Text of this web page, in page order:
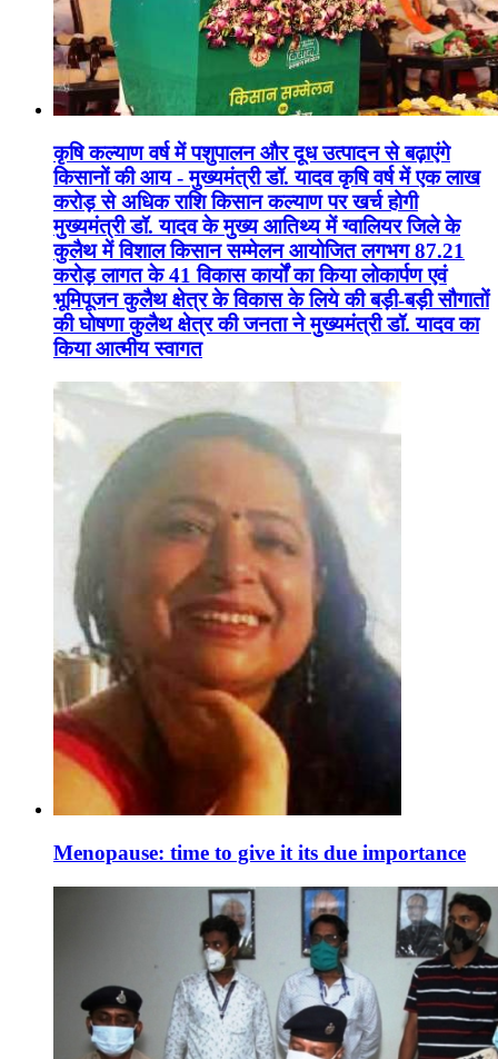
कृषि कल्याण वर्ष में पशुपालन और दूध उत्पादन से बढ़ाएंगे
किसानों की आय - मुख्यमंत्री डॉ. यादव कृषि वर्ष में एक लाख
करोड़ से अधिक राशि किसान कल्याण पर खर्च होगी
मुख्यमंत्री डॉ. यादव के मुख्य आतिथ्य में ग्वालियर जिले के
कुलैथ में विशाल किसान सम्मेलन आयोजित लगभग 87.21
करोड़ लागत के 41 विकास कार्यों का किया लोकार्पण एवं
भूमिपूजन कुलैथ क्षेत्र के विकास के लिये की बड़ी-बड़ी सौगातों
की घोषणा कुलैथ क्षेत्र की जनता ने मुख्यमंत्री डॉ. यादव का
किया आत्मीय स्वागत
Menopause: time to give it its due importance